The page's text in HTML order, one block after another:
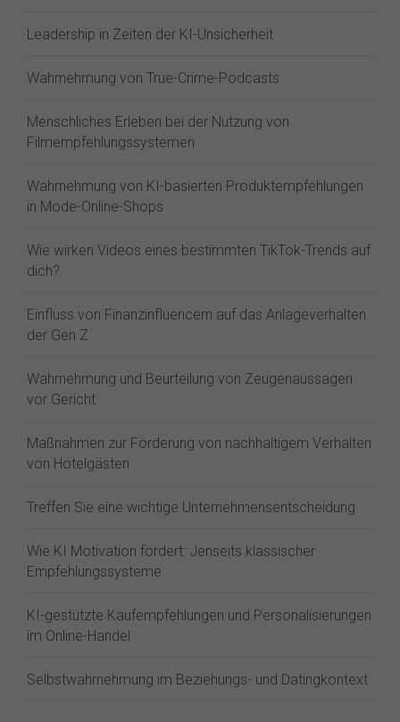
Leadership in Zeiten der KI-Unsicherheit
Wahrnehmung von True-Crime-Podcasts
Menschliches Erleben bei der Nutzung von
Filmempfehlungssystemen
Wahrnehmung von KI-basierten Produktempfehlungen
in Mode-Online-Shops
Wie wirken Videos eines bestimmten TikTok-Trends auf
dich?
Einfluss von Finanzinfluencern auf das Anlageverhalten
der Gen Z⁠
Wahrnehmung und Beurteilung von Zeugenaussagen
vor Gericht
Maßnahmen zur Förderung von nachhaltigem Verhalten
von Hotelgästen
Treffen Sie eine wichtige Unternehmensentscheidung
Wie KI Motivation fördert: Jenseits klassischer
Empfehlungssysteme
KI-gestützte Kaufempfehlungen und Personalisierungen
im Online-Handel
Selbstwahrnehmung im Beziehungs- und Datingkontext